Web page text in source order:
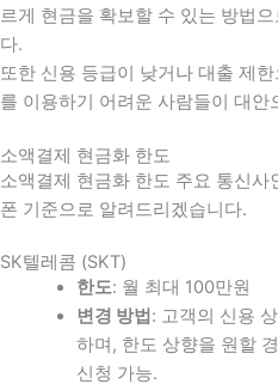
르게 현금을 확보할 수 있는 방법
다.
또한 신용 등급이 낮거나 대출 제
를 이용하기 어려운 사람들이 대안
소액결제 현금화 한도
소액결제 현금화 한도 주요 통신사
폰 기준으로 알려드리겠습니다.
SK텔레콤 (SKT)
한도: 월 최대 100만원
변경 방법 : 고객의 신용
하며, 한도 상향을 원할
신청 가능.